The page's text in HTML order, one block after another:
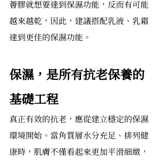
薈膠就想要達到保濕功能，反而有可能
越來越乾，因此，建議搭配乳液、乳霜
達到更佳的保濕功能。
保濕，是所有抗老保養的
基礎工程
真正有效的抗老，應從建立穩定的保濕
環境開始。當角質層水分充足、排列健
康時，肌膚不僅看起來更加平滑細緻，